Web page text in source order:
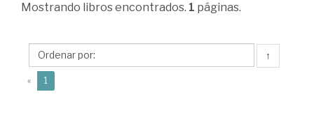
Farmer,
Mostrando libros encontrados. 1 páginas.
↑
« 1